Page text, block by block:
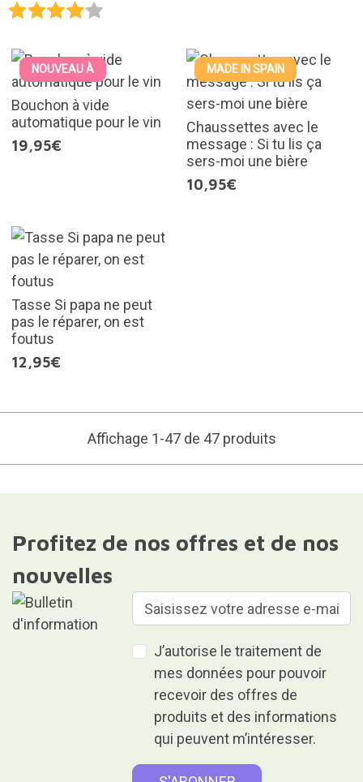
NOUVEAU À
Bouchon à vide
automatique pour le vin
19,95€
MADE IN SPAIN
Chaussettes avec le
message : Si tu lis ça
sers-moi une bière
10,95€
Tasse Si papa ne peut
pas le réparer, on est
foutus
12,95€
Affichage 1-47 de 47 produits
Profitez de nos offres et de nos
nouvelles
J’autorise le traitement de
mes données pour pouvoir
recevoir des offres de
produits et des informations
qui peuvent m’intéresser.